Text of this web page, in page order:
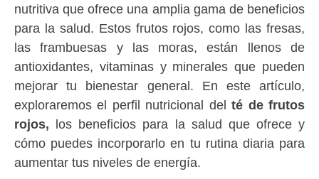
nutritiva que ofrece una amplia gama de beneficios
para la salud. Estos frutos rojos, como las fresas,
las frambuesas y las moras, están llenos de
antioxidantes, vitaminas y minerales que pueden
mejorar tu bienestar general. En este artículo,
exploraremos el perfil nutricional delté de frutos
rojos, los beneficios para la salud que ofrece y
cómo puedes incorporarlo en tu rutina diaria para
aumentar tus niveles de energía.